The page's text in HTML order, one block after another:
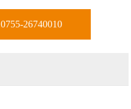
0755-26740010